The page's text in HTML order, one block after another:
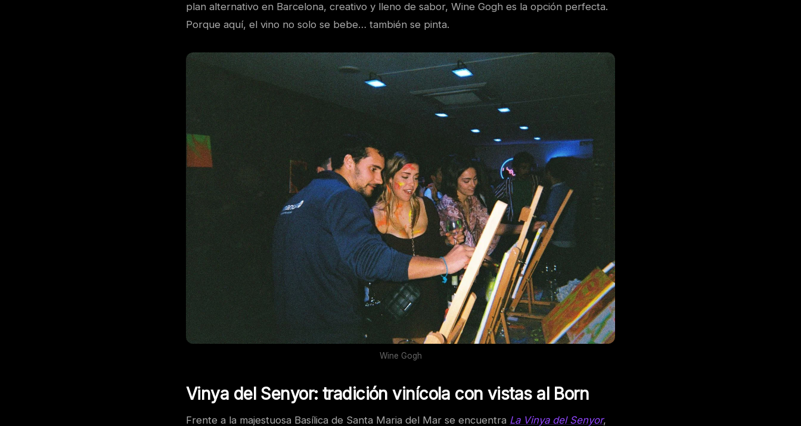
plan alternativo en Barcelona, creativo y lleno de sabor, Wine Gogh es la opción perfecta.
Porque aquí, el vino no solo se bebe… también se pinta.
Wine Gogh
Vinya del Senyor: tradición vinícola con vistas al Born
Frente a la majestuosa Basílica de Santa Maria del Mar se encuentra La Vinya del Senyor,